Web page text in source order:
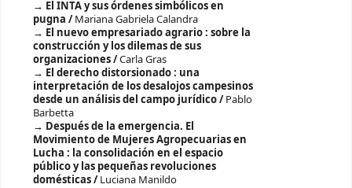
El INTA y sus órdenes simbólicos en
pugna /Mariana Gabriela Calandra
El nuevo empresariado agrario : sobre la
construcción y los dilemas de sus
organizaciones /Carla Gras
El derecho distorsionado : una
interpretación de los desalojos campesinos
desde un análisis del campo jurídico /Pablo
Barbetta
Después de la emergencia. El
Movimiento de Mujeres Agropecuarias en
Lucha : la consolidación en el espacio
público y las pequeñas revoluciones
domésticas /Luciana Manildo